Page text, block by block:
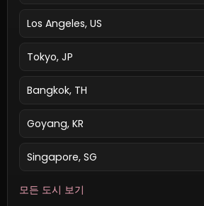
Los Angeles, US
Tokyo, JP
Bangkok, TH
Goyang, KR
Singapore, SG
모든 도시 보기